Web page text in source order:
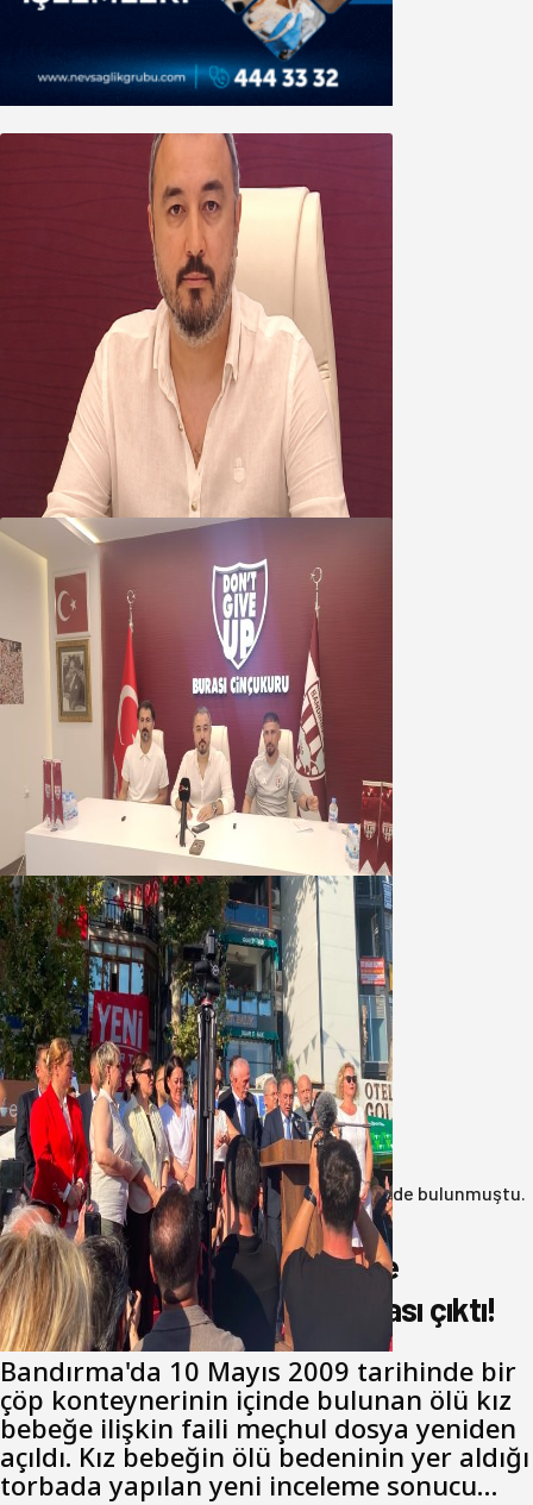
Oğuzbeyi’nden Balıkesirspor
yönetimine cevap : Herkes kendine
yakışanı yapar, buluttan nem
kapmayın!
07 Ağustos 2026
Oğuzbeyi : Transferlerde takımın
geleceğini, kulübün ekonomisini
düşündük
Yeni Parti Bandırma Teşkilatı kuruldu
06 Ağustos 2026
Anasayfa/3.Sayfa/17 yıl önce çöp konteynerinde bulunmuştu.
Katil zanlısı babası çıktı!
17 yıl önce çöp konteynerinde
bulunmuştu. Katil zanlısı babası çıktı!
Bandırma'da 10 Mayıs 2009 tarihinde bir
çöp konteynerinin içinde bulunan ölü kız
bebeğe ilişkin faili meçhul dosya yeniden
açıldı. Kız bebeğin ölü bedeninin yer aldığı
torbada yapılan yeni inceleme sonucu…